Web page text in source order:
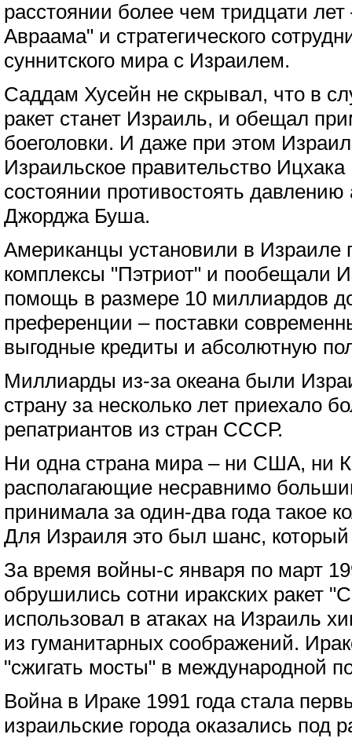
расстоянии более чем тридцати
Авраама" и стратегического
суннитского мира с Израилем.
Саддам Хусейн не скрывал, что в
ракет станет Израиль, и обещал
боеголовки. И даже при этом
Израильское правительство
состоянии противостоять
Джорджа Буша.
Американцы установили в Израиле
комплексы "Пэтриот" и пообещали
помощь в размере 10 миллиардов
преференции – поставки
выгодные кредиты и абсолютную
Миллиарды из-за океана были
страну за несколько лет приехало
репатриантов из стран СССР.
Ни одна страна мира – ни США, ни
располагающие несравнимо
принимала за один-два года такое
Для Израиля это был шанс, который
За время войны-с января по март
обрушились сотни иракских ракет
использовал в атаках на Израиль
из гуманитарных соображений.
"сжигать мосты" в международной
Война в Ираке 1991 года стала
израильские города оказались под